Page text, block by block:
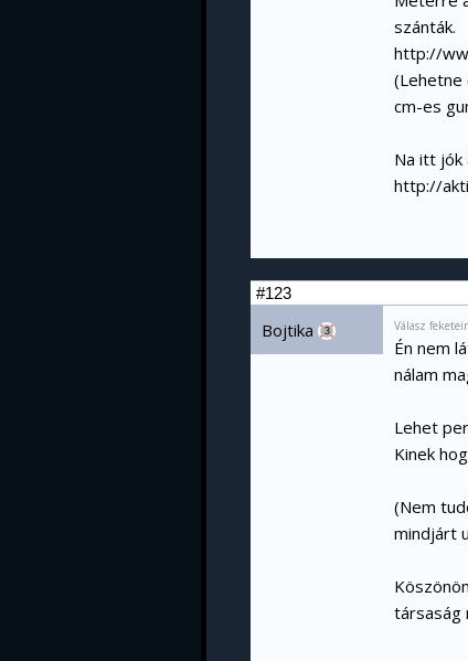
szánták.
http://
(Lehetne
cm-es
Na itt jók
http://
#123
Bojtika 3 Válasz
Én nem
nálam
Lehet
Kinek
(Nem
mindjárt
társaság